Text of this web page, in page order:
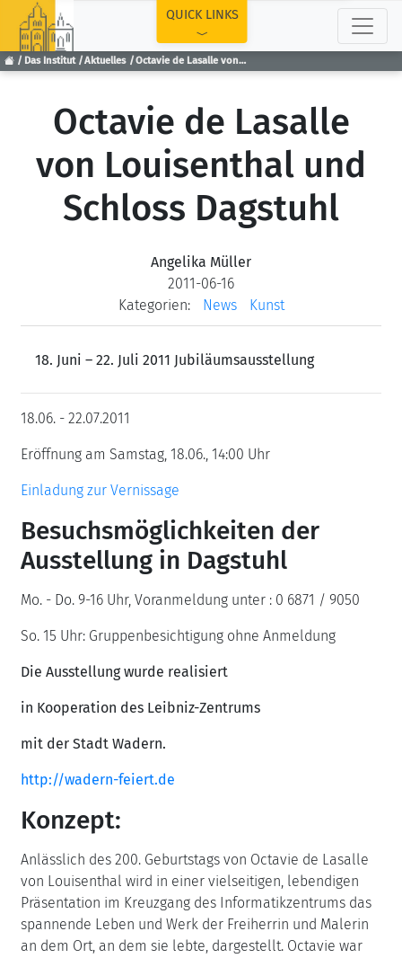
Das Institut Aktuelles Octavie de Lasalle von Louisenthal und Schloss Dagstuhl
QUICK LINKS
Octavie de Lasalle
von Louisenthal und
Schloss Dagstuhl
Angelika Müller
2011-06-16
Kategorien:
News Kunst
18. Juni – 22. Juli 2011 Jubiläumsausstellung
18.06. - 22.07.2011
Eröffnung am Samstag, 18.06., 14:00 Uhr
Einladung zur Vernissage
Besuchsmöglichkeiten der
Ausstellung in Dagstuhl
Mo. - Do. 9-16 Uhr, Voranmeldung unter : 0 6871 / 9050
So. 15 Uhr: Gruppenbesichtigung ohne Anmeldung
Die Ausstellung wurde realisiert
in Kooperation des Leibniz-Zentrums
mit der Stadt Wadern.
http://wadern-feiert.de
Konzept:
Anlässlich des 200. Geburtstags von Octavie de Lasalle
von Louisenthal wird in einer vielseitigen, lebendigen
Präsentation im Kreuzgang des In­formati­k­­­­­zentrums das
spannende Leben und Werk der Freiherrin und Malerin
an dem Ort, an dem sie lebte, dargestellt. Octavie war